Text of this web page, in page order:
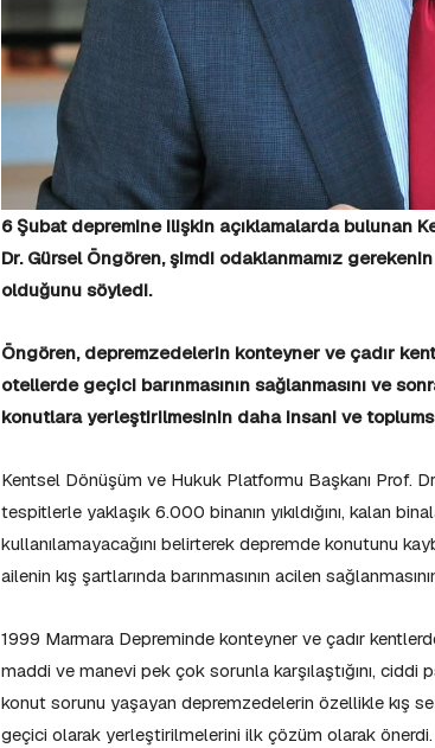
6 Şubat depremine ilişkin açıklamalarda bulunan
Dr. Gürsel Öngören, şimdi odaklanmamız
olduğunu söyledi.
Öngören, depremzedelerin konteyner ve çadır
otellerde geçici barınmasının sağlanmasını ve
konutlara yerleştirilmesinin daha insani ve
Kentsel Dönüşüm ve Hukuk Platformu Başkanı Prof.
tespitlerle yaklaşık 6.000 binanın yıkıldığını, kalan
kullanılamayacağını belirterek depremde konutunu
ailenin kış şartlarında barınmasının acilen
1999 Marmara Depreminde konteyner ve çadır
maddi ve manevi pek çok sorunla karşılaştığını, ciddi
konut sorunu yaşayan depremzedelerin özellikle kış
geçici olarak yerleştirilmelerini ilk çözüm olarak